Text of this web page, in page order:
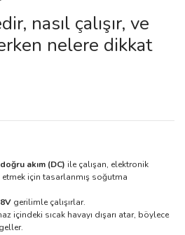
nasıl çalışır, ve
nelere dikkat
doğru akım (DC) ile çalışan, elektronik
etmek için tasarlanmış soğutma
gerilimle çalışırlar.
içindeki sıcak havayı dışarı atar, böylece